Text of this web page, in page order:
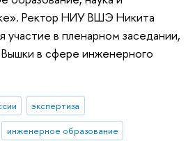
Ректор НИУ ВШЭ Никита
участие в пленарном заседании,
Вышки в сфере инженерного
экспертиза
инженерное образование